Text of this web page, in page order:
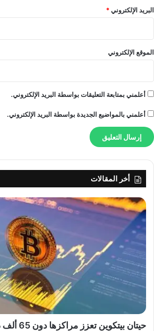
وعلى جميع المنصات الموسيقية
البريد الإلكتروني*
الموقع الإلكتروني
أعلمني بمتابعة التعليقات بواسطة البريد الإلكتروني.
أعلمني بالمواضيع الجديدة بواسطة البريد الإلكتروني.
أخر المقالات
حيتان